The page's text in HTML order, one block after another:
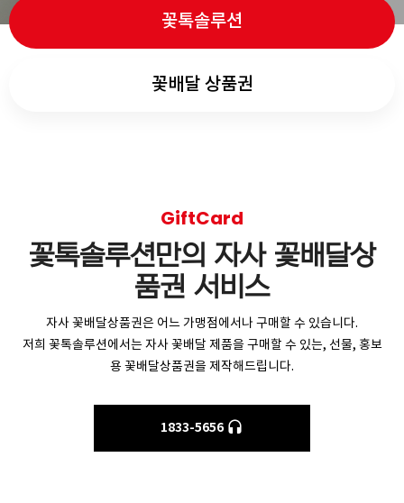
꽃톡솔루션
꽃배달 상품권
GiftCard
꽃톡솔루션만의 자사 꽃배달상
품권 서비스
자사 꽃배달상품권은 어느 가맹점에서나 구매할 수 있습니다.
저희 꽃톡솔루션에서는 자사 꽃배달 제품을 구매할 수 있는, 선물, 홍보
용 꽃배달상품권을 제작해드립니다.
1833-5656